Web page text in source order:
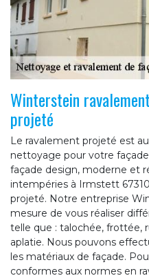
Winterstein
projeté
Le ravalement projeté est
nettoyage pour votre
façade design, moderne et
intempéries à Irmstett
projeté. Notre entreprise
mesure de vous réaliser
telle que : talochée, frottée,
aplatie. Nous pouvons
les matériaux de façade.
conformes aux normes en